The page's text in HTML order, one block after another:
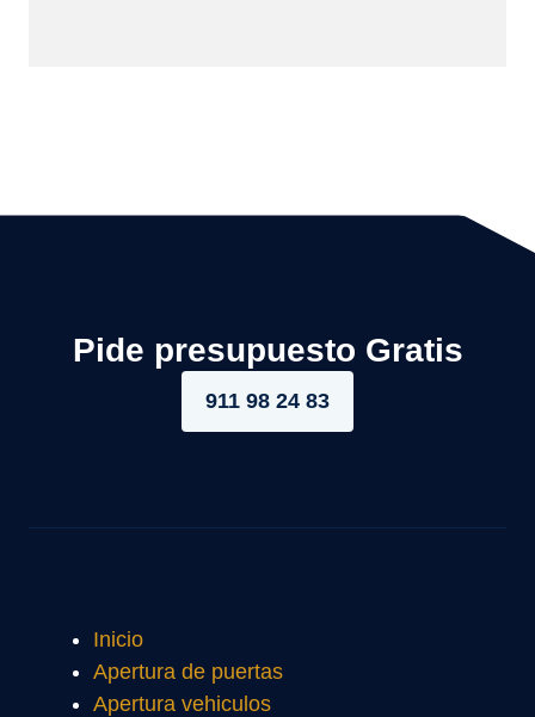
Pide presupuesto Gratis
911 98 24 83
Inicio
Apertura de puertas
Apertura vehiculos